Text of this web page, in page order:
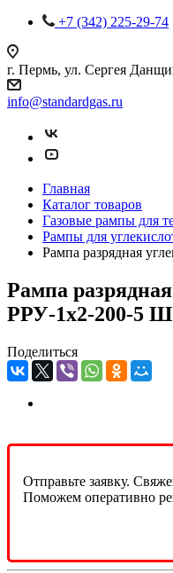
+7 (342) 225-29-74
г. Пермь, ул. Сергея
info@standardgas.ru
Главная
Каталог товаров
Газовые рампы для
Рампы для
Рампа разрядная
Рампа
РРУ-1х2-200-5 Ш
Поделиться
Отправьте заявку.
Поможем оперативно